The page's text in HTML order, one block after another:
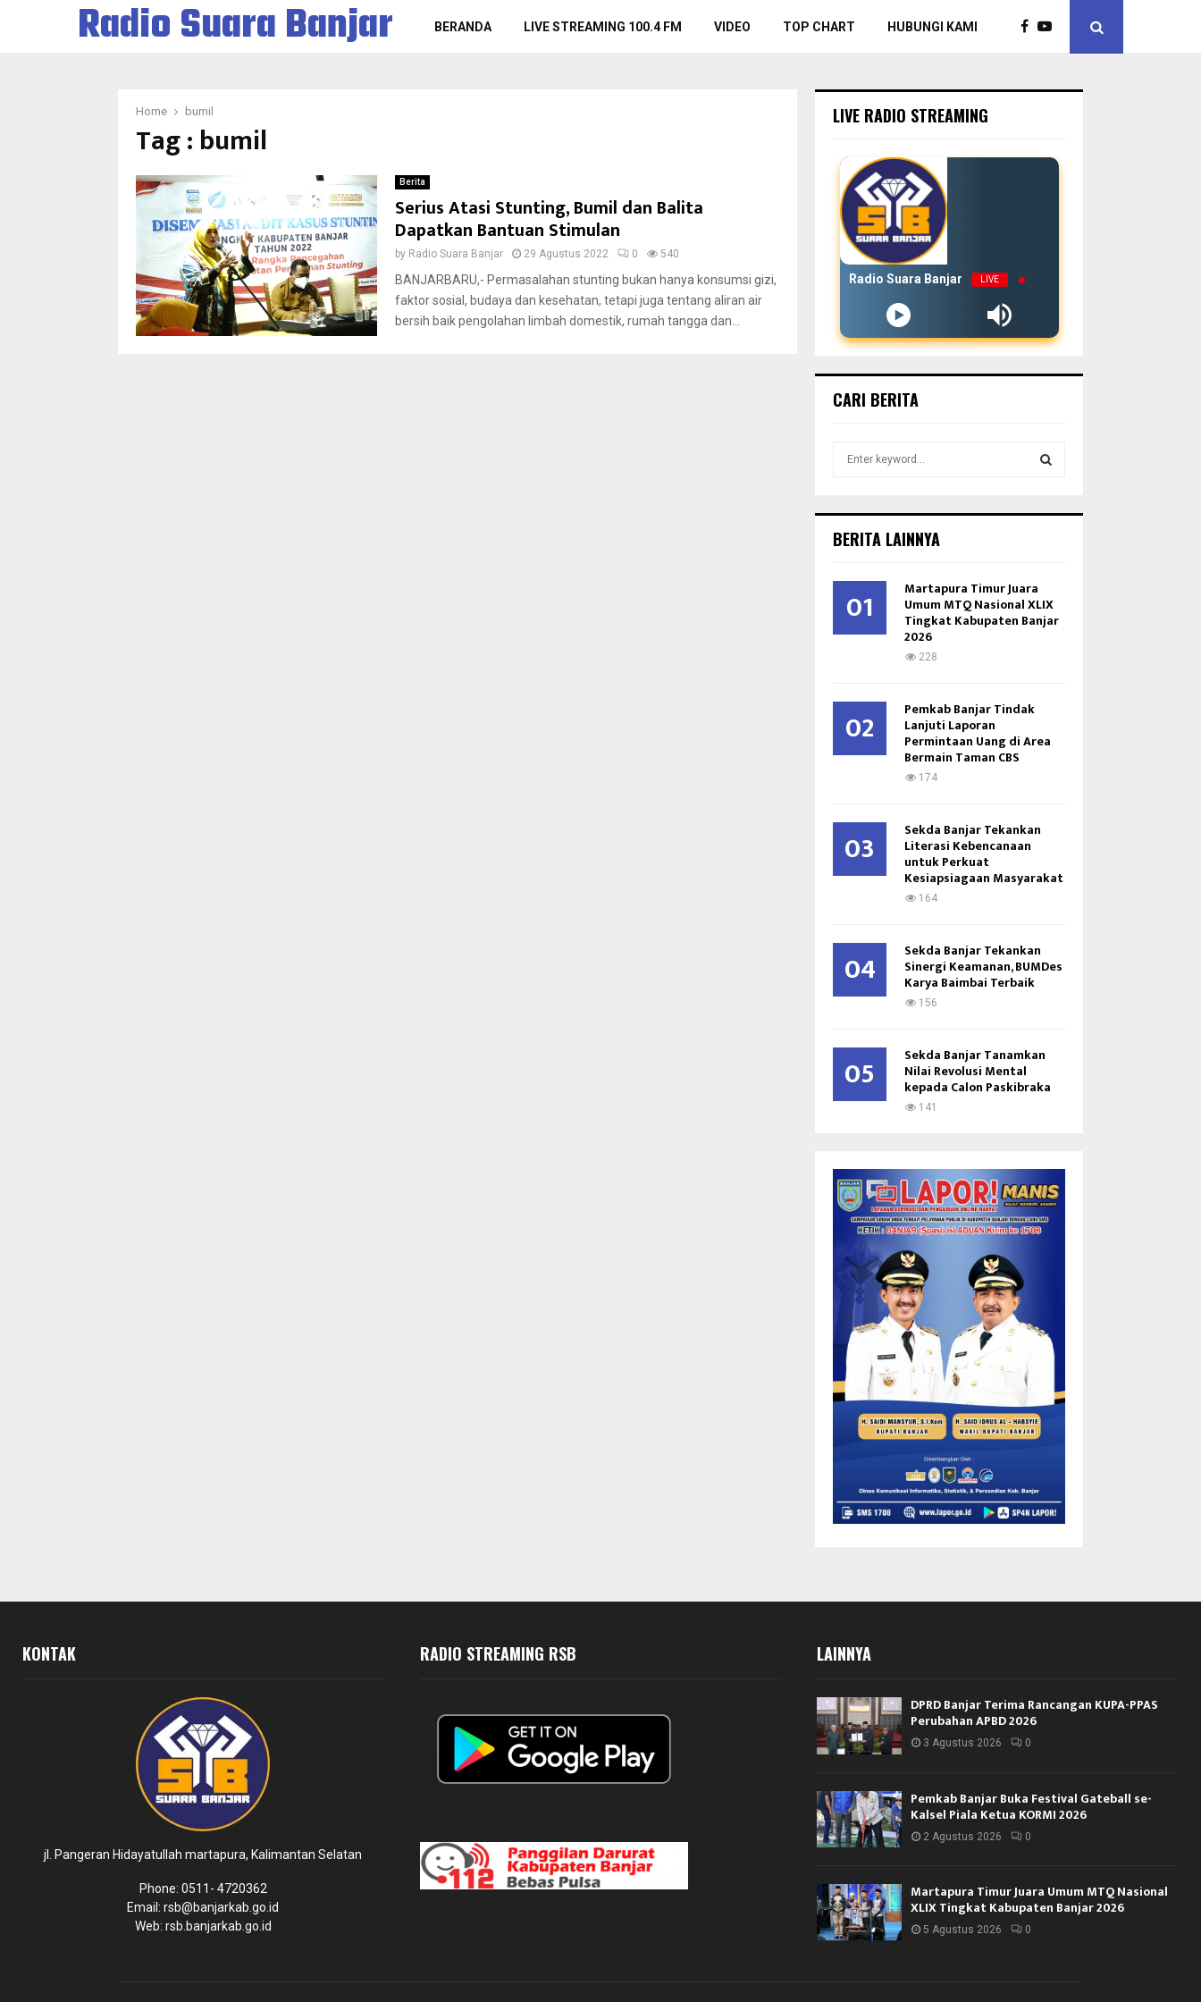
Radio Suara Banjar BERANDA LIVE STREAMING 100.4 FM VIDEO TOP CHART HUBUNGI KAMI
Home bumil
Tag : bumil
Berita
Serius Atasi Stunting, Bumil dan Balita
Dapatkan Bantuan Stimulan
by Radio Suara Banjar 29 Agustus 2022 0 540
BANJARBARU,- Permasalahan stunting bukan hanya konsumsi gizi,
faktor sosial, budaya dan kesehatan, tetapi juga tentang aliran air
bersih baik pengolahan limbah domestik, rumah tangga dan...
LIVE RADIO STREAMING
Radio Suara Banjar LIVE
CARI BERITA
h
o
R
BERITA LAINNYA
01 Martapura Timur Juara
Umum MTQ Nasional XLIX
Tingkat Kabupaten Banjar
2026
228
02 Pemkab Banjar Tindak
Lanjuti Laporan
Permintaan Uang di Area
Bermain Taman CBS
174
03 Sekda Banjar Tekankan
Literasi Kebencanaan
untuk Perkuat
Kesiapsiagaan Masyarakat
164
04 Sekda Banjar Tekankan
Sinergi Keamanan, BUMDes
Karya Baimbai Terbaik
156
05 Sekda Banjar Tanamkan
Nilai Revolusi Mental
kepada Calon Paskibraka
141
KONTAK
jl. Pangeran Hidayatullah martapura, Kalimantan Selatan
Phone: 0511- 4720362
Email: rsb@banjarkab.go.id
Web: rsb.banjarkab.go.id
RADIO STREAMING RSB LAINNYA
DPRD Banjar Terima Rancangan KUPA-PPAS
Perubahan APBD 2026
3 Agustus 2026 0
Pemkab Banjar Buka Festival Gateball se-
Kalsel Piala Ketua KORMI 2026
2 Agustus 2026 0
Martapura Timur Juara Umum MTQ Nasional
XLIX Tingkat Kabupaten Banjar 2026
5 Agustus 2026 0